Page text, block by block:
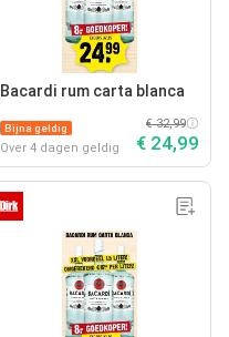
Bacardi rum carta blanca
Bijna geldig
Over 4 dagen geldig
€ 32,99
€ 24,99